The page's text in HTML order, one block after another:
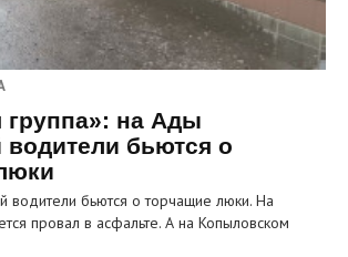
группа»: на Ады
бьются о
бьются о торчащие люки. На
провал в асфальте. А на Копыловском